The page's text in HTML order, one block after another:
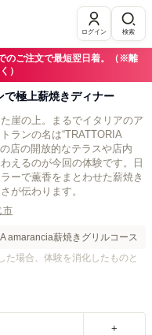
ログイン 検索
のご注文で最短翌日着。（※離
）
で極上薪焼きディナー
崖の上。まるでイタリアのア
ランの名は“TRATTORIA
店の開放的なテラスや店内
えるのが今回の体験です。日
ーで薫香をまとわせた薪焼き
が伝わります。
市
amarancia薪焼きグリルコース
場合、体験を消化したものと
+